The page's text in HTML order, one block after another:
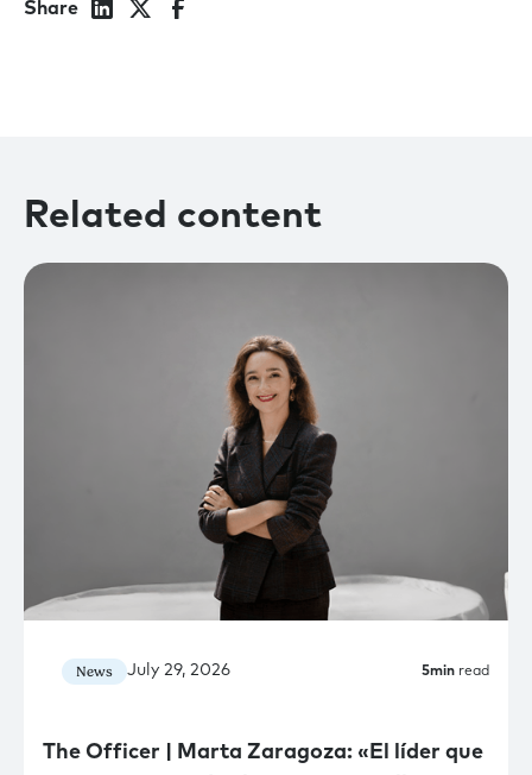
Share
Related content
News July 29, 2026 5min read
The Officer | Marta Zaragoza: «El líder que